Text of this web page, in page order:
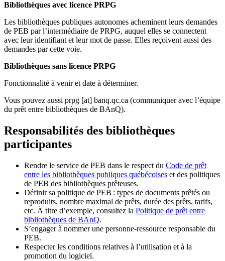
Bibliothèques avec licence PRPG
Les bibliothèques publiques autonomes acheminent leurs demandes
de PEB par l’intermédiaire de PRPG, auquel elles se connectent
avec leur identifiant et leur mot de passe. Elles reçoivent aussi des
demandes par cette voie.
Bibliothèques sans licence PRPG
Fonctionnalité à venir et date à déterminer.
Vous pouvez aussi prpg [at] banq.qc.ca (communiquer avec l’équipe
du prêt entre bibliothèques de BAnQ).
Responsabilités des bibliothèques
participantes
Rendre le service de PEB dans le respect du Code de prêt
entre les bibliothèques publiques québécoises et des politiques
de PEB des bibliothèques prêteuses.
Définir sa politique de PEB : types de documents prêtés ou
reproduits, nombre maximal de prêts, durée des prêts, tarifs,
etc. À titre d’exemple, consultez la Politique de prêt entre
bibliothèques de BAnQ.
S’engager à nommer une personne-ressource responsable du
PEB.
Respecter les conditions relatives à l’utilisation et à la
promotion du logiciel.